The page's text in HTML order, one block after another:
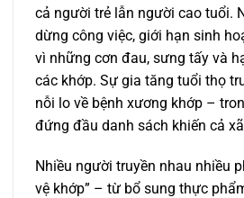
cả người trẻ lẫn người cao tuổi.
dừng công việc, giới hạn sinh
vì những cơn đau, sưng tấy và
các khớp. Sự gia tăng tuổi thọ
nỗi lo về bệnh xương khớp –
đứng đầu danh sách khiến cả
Nhiều người truyền nhau nhiều
vệ khớp” – từ bổ sung thực